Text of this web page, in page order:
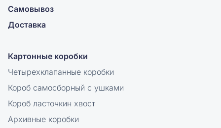
Самовывоз
Доставка
Картонные коробки
Четырехклапанные коробки
Короб самосборный с ушками
Короб ласточкин хвост
Архивные коробки